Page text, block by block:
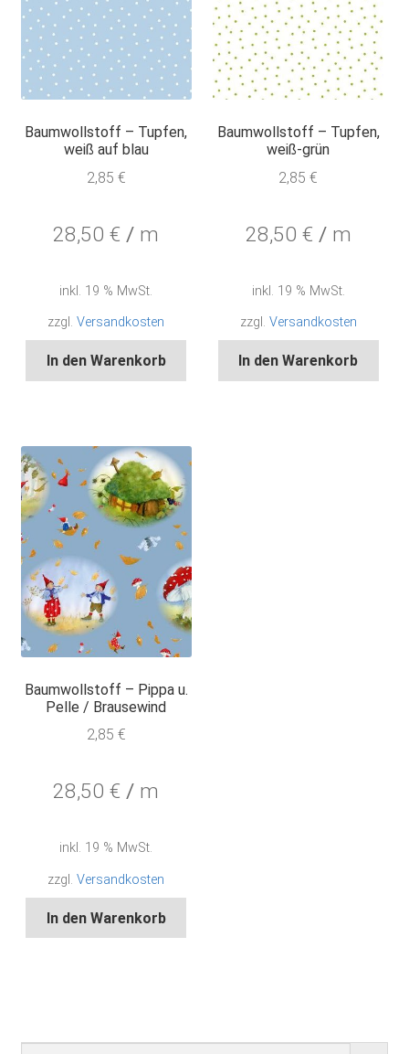
Baumwollstoff – Tupfen,
weiß auf blau
2,85 €
28,50€ / m
inkl. 19 % MwSt.
zzgl.Versandkosten
In den Warenkorb
Baumwollstoff – Tupfen,
weiß-grün
2,85€
28,50 € / m
inkl. 19 % MwSt.
zzgl. Versandkosten
In den Warenkorb
Baumwollstoff – Pippa u.
Pelle / Brausewind
2,85 €
28,50€ / m
inkl. 19 % MwSt.
zzgl.Versandkosten
In den Warenkorb